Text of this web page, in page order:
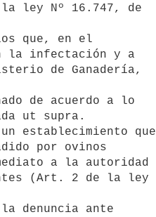
ley Nº 16.747, de
la infectación y a
de Ganadería,
ut supra.
por ovinos
a la autoridad
(Art. 2 de la ley